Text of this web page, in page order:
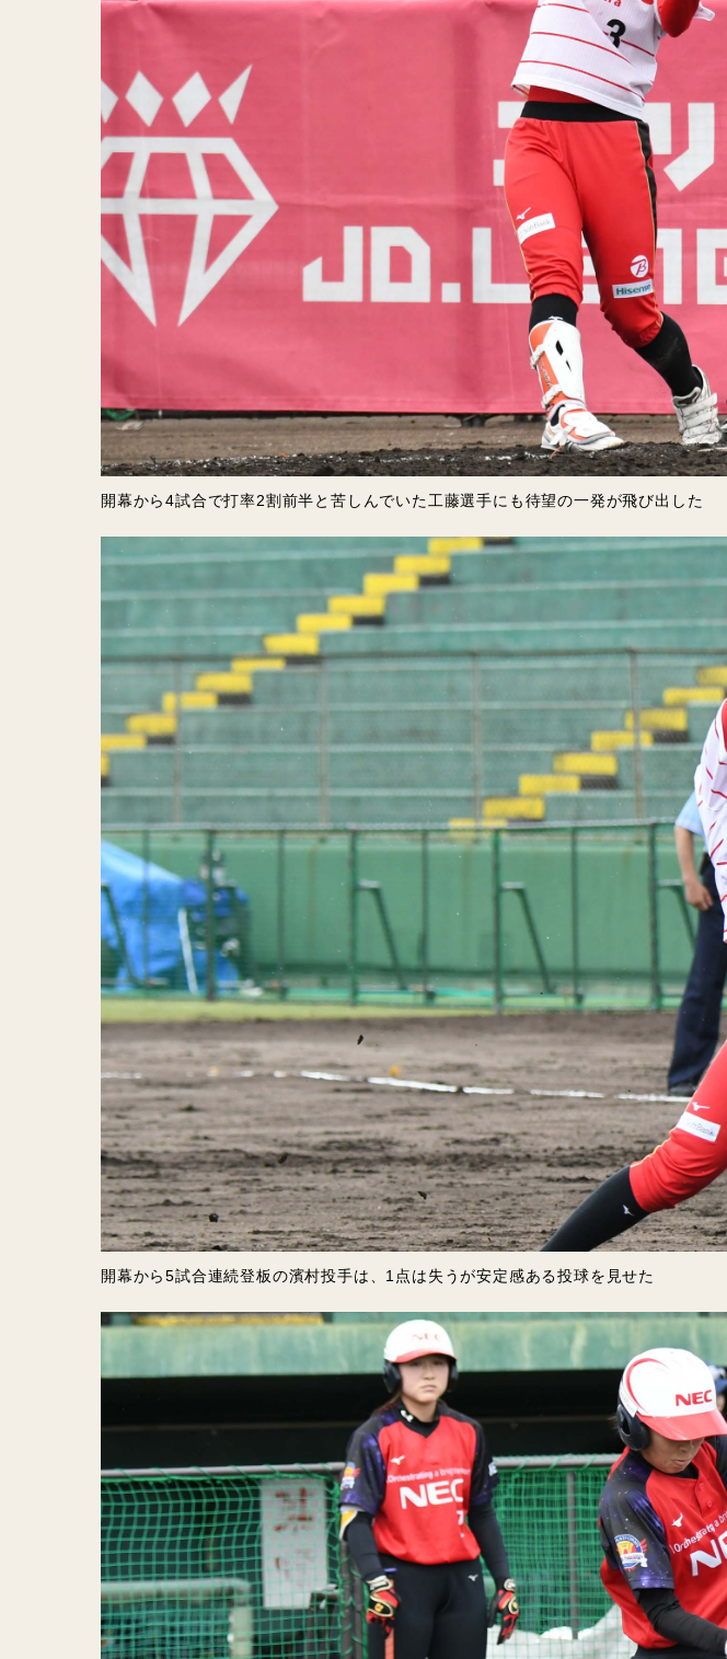
開幕から4試合で打率2割前半と苦しんでいた工藤選手にも待望の一発が飛び出した
開幕から5試合連続登板の濱村投手は、1点は失うが安定感ある投球を見せた